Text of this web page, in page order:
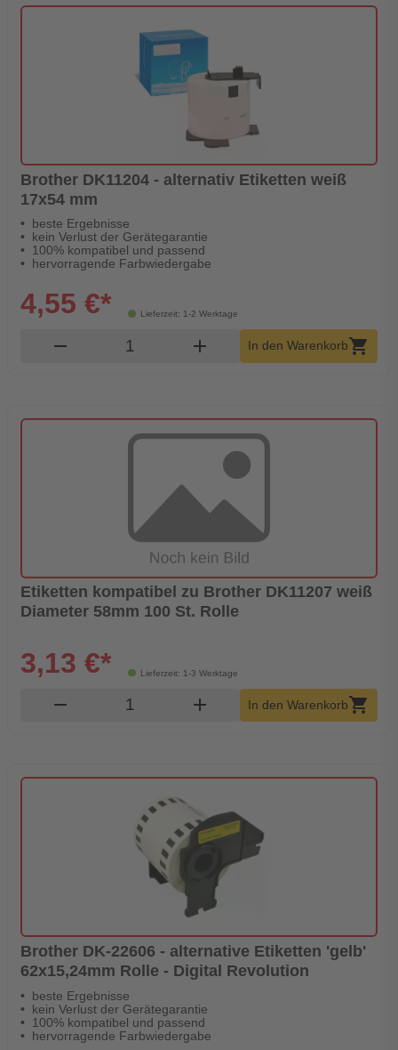
Brother DK11204 - alternativ Etiketten weiß
17x54 mm
beste Ergebnisse
kein Verlust der Gerätegarantie
100% kompatibel und passend
hervorragende Farbwiedergabe
Lieferzeit: 1-2 Werktage
4,55 €*
remove Produkt Warenkorb Menge
add In den Warenkorbshopping_cart
Etiketten kompatibel zu Brother DK11207 weiß
Diameter 58mm 100 St. Rolle
Lieferzeit: 1-3 Werktage
3,13 €*
remove Produkt Warenkorb Menge
add In den Warenkorb shopping_cart
Brother DK-22606 - alternative Etiketten 'gelb'
62x15,24mm Rolle - Digital Revolution
beste Ergebnisse
kein Verlust der Gerätegarantie
100% kompatibel und passend
hervorragende Farbwiedergabe